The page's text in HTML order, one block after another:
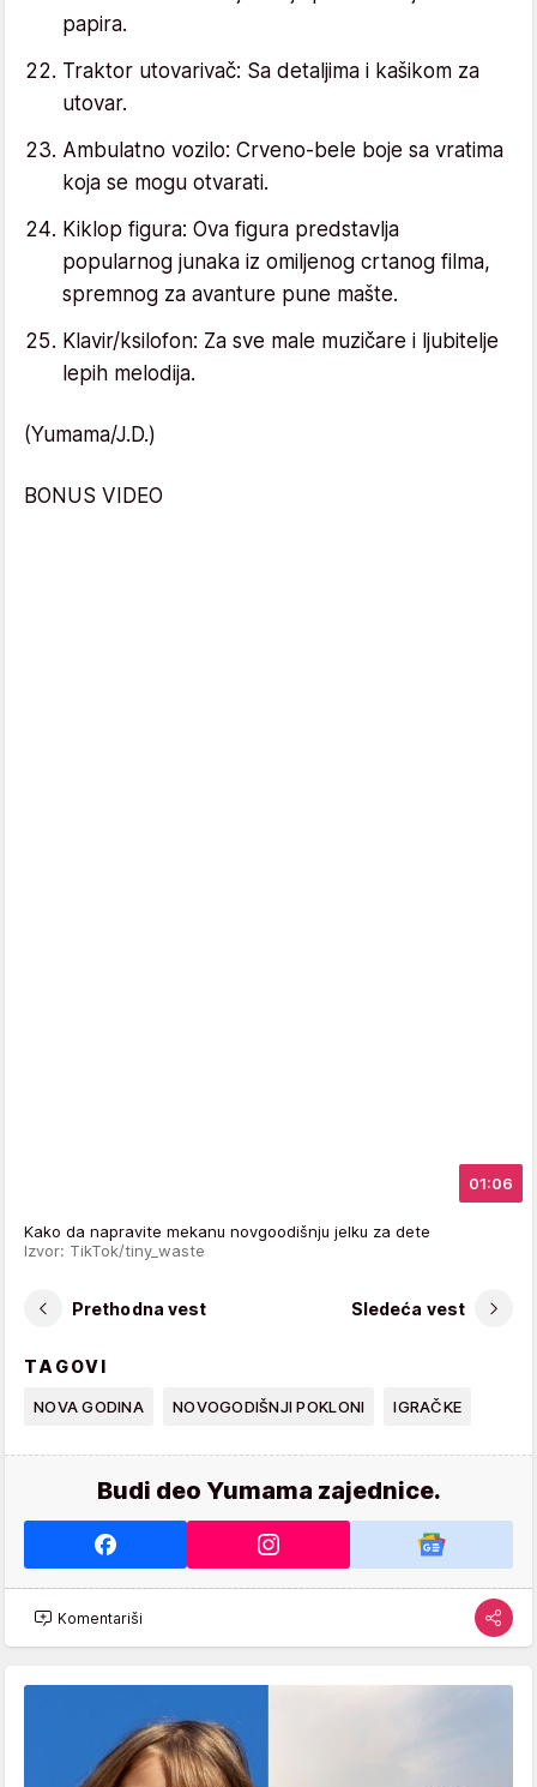
papira.
Traktor utovarivač: Sa detaljima i kašikom za
utovar.
Ambulatno vozilo: Crveno-bele boje sa vratima
koja se mogu otvarati.
Kiklop figura: Ova figura predstavlja
popularnog junaka iz omiljenog crtanog filma,
spremnog za avanture pune mašte.
Klavir/ksilofon: Za sve male muzičare i ljubitelje
lepih melodija.
(Yumama/J.D.)
BONUS VIDEO
01:06
Kako da napravite mekanu novgoodišnju jelku za dete
Izvor: TikTok/tiny_waste
Prethodna vest Sledeća vest
TAGOVI
NOVA GODINA NOVOGODIŠNJI POKLONI IGRAČKE
Budi deo Yumama zajednice.
Komentariši